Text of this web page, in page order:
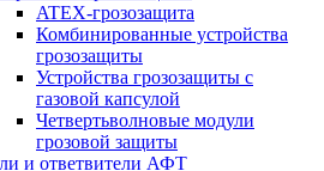
ATEX-грозозащита
Комбинированные устройства
грозозащиты
Устройства грозозащиты с
газовой капсулой
Четвертьволновые модули
грозовой защиты
и ответвители АФТ